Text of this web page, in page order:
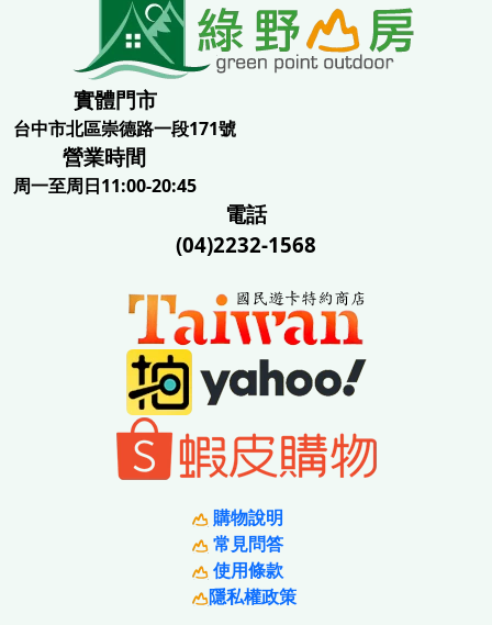
實體門市
台中市北區崇德路一段171號
營業時間
周一至周日11:00-20:45
電話
(04)2232-1568
購物說明
常見問答
使用條款
隱私權政策